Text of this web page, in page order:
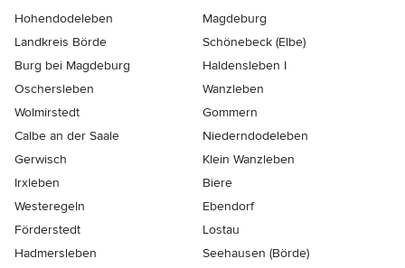
Hohendodeleben
Magdeburg
Landkreis Börde
Schönebeck (Elbe)
Burg bei Magdeburg
Haldensleben I
Oschersleben
Wanzleben
Wolmirstedt
Gommern
Calbe an der Saale
Niederndodeleben
Gerwisch
Klein Wanzleben
Irxleben
Biere
Westeregeln
Ebendorf
Förderstedt
Lostau
Hadmersleben
Seehausen (Börde)